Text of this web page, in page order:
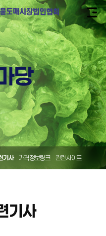
당
기사 가격정보링크 관련사이트
기사